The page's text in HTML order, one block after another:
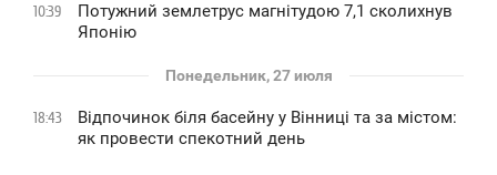
10:39
Потужний землетрус магнітудою 7,1 сколихнув
Японію
Понедельник, 27 июля
18:43
Відпочинок біля басейну у Вінниці та за містом:
як провести спекотний день